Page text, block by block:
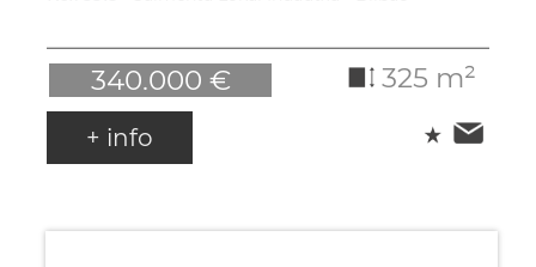
340.000 € 325 m²
+ info